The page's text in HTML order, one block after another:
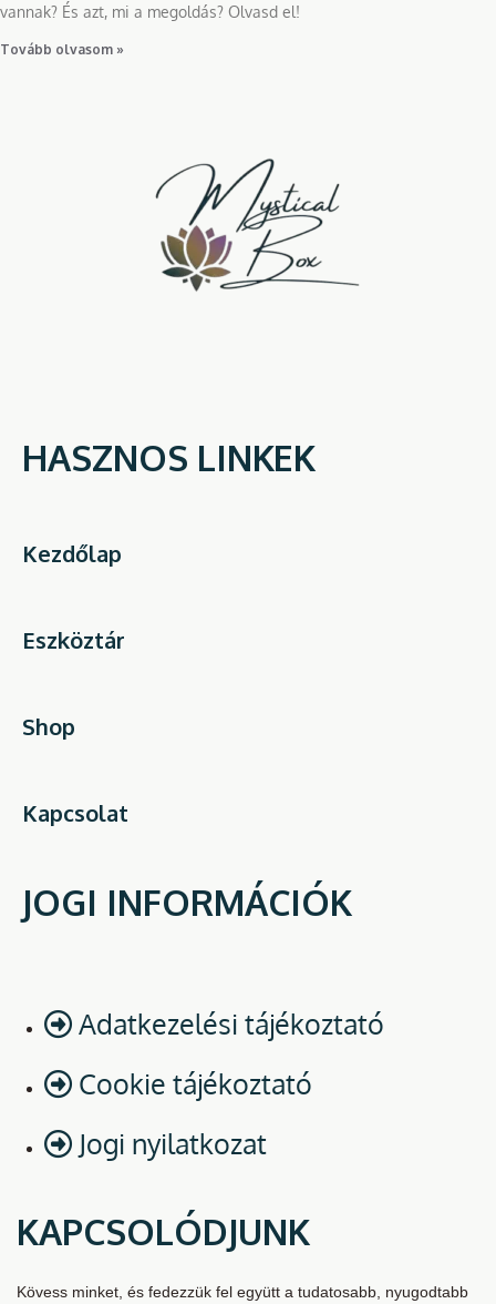
vannak? És azt, mi a megoldás? Olvasd el!
Tovább olvasom »
HASZNOS LINKEK
Kezdőlap
Eszköztár
Shop
Kapcsolat
JOGI INFORMÁCIÓK
Adatkezelési tájékoztató
Cookie tájékoztató
Jogi nyilatkozat
KAPCSOLÓDJUNK
Kövess minket, és fedezzük fel együtt a tudatosabb, nyugodtabb